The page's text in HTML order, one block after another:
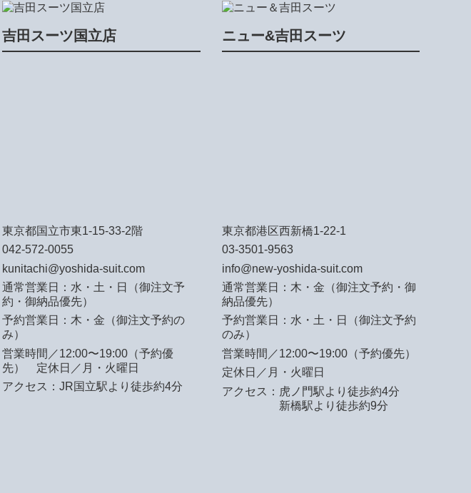
吉田スーツ国立店
東京都国立市東1-15-33-2階
042-572-0055
kunitachi@yoshida-suit.com
通常営業日：水・土・日（御注文予
約・御納品優先）
予約営業日：木・金（御注文予約の
み）
営業時間／12:00〜19:00（予約優
先） 定休日／月・火曜日
アクセス：JR国立駅より徒歩約4分
ニュー&吉田スーツ
東京都港区西新橋1-22-1
03-3501-9563
info@new-yoshida-suit.com
通常営業日：木・金（御注文予約・御
納品優先）
予約営業日：水・土・日（御注文予約
のみ）
営業時間／12:00〜19:00（予約優先）
定休日／月・火曜日
アクセス： 虎ノ門駅より徒歩約4分
新橋駅より徒歩約9分